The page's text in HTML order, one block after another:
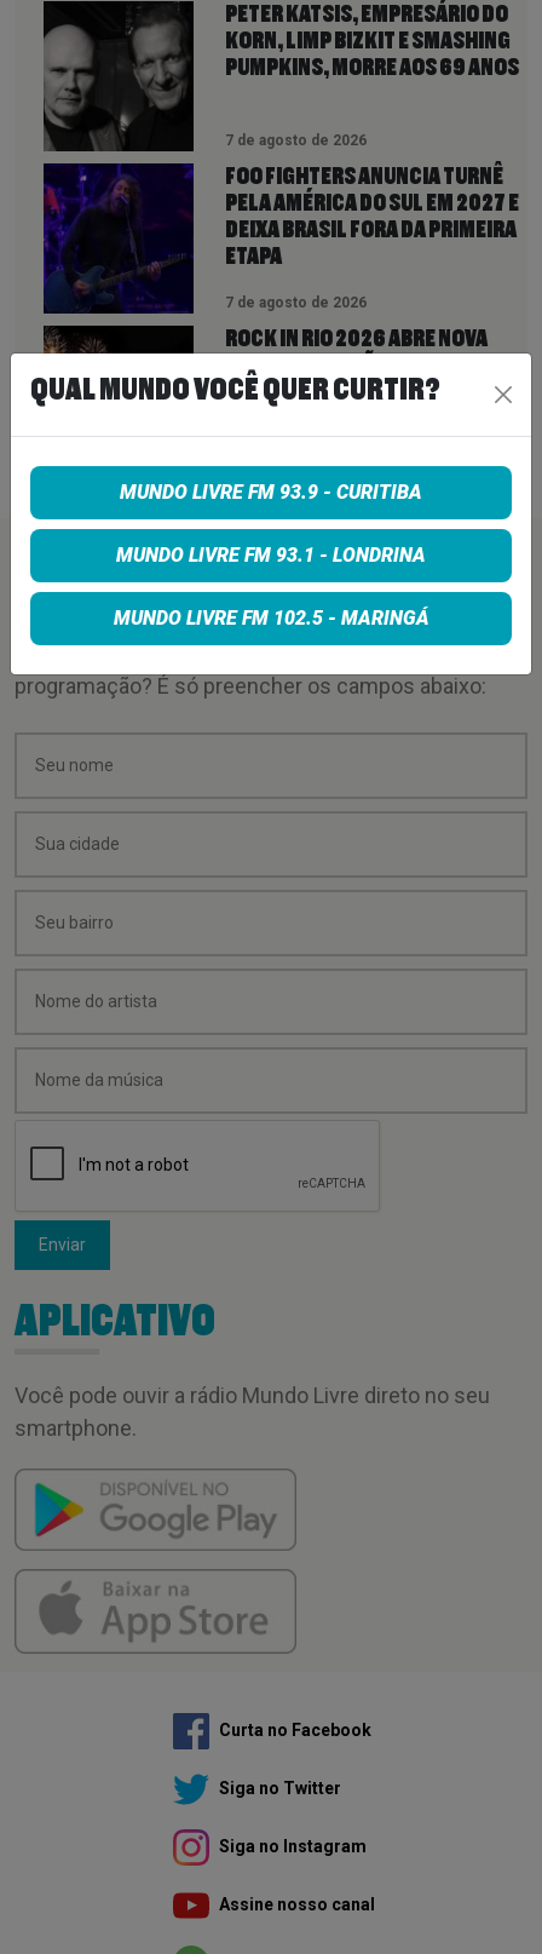
PETER KATSIS, EMPRESÁRIO DO
KORN, LIMP BIZKIT E SMASHING
PUMPKINS, MORRE AOS 69 ANOS
7 de agosto de 2026
FOO FIGHTERS ANUNCIA TURNÊ
PELA AMÉRICA DO SUL EM 2027 E
DEIXA BRASIL FORA DA PRIMEIRA
ETAPA
7 de agosto de 2026
ROCK IN RIO 2026 ABRE NOVA
CHANCE PARA FÃS: INGRESSOS
VOLTAM À VENDA ATÉ PARA DIAS
6 de agosto de 2026
PEÇA SUA MÚSICA
Quer sugerir uma música para rolar na minha
programação? É só preencher os campos abaixo:
Enviar
APLICATIVO
Você pode ouvir a rádio Mundo Livre direto no seu
smartphone.
Curta no Facebook
Siga no Twitter
Siga no Instagram
Assine nosso canal
QUAL MUNDO VOCÊ QUER CURTIR?
MUNDO LIVRE FM 93.9 - CURITIBA
MUNDO LIVRE FM 93.1 - LONDRINA
MUNDO LIVRE FM 102.5 - MARINGÁ